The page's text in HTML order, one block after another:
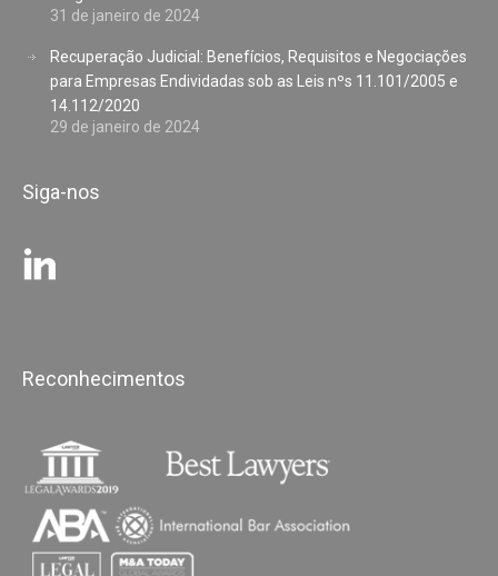
31 de janeiro de 2024
Recuperação Judicial: Benefícios, Requisitos e Negociações
para Empresas Endividadas sob as Leis nºs 11.101/2005 e
14.112/2020
29 de janeiro de 2024
Siga-nos
Reconhecimentos